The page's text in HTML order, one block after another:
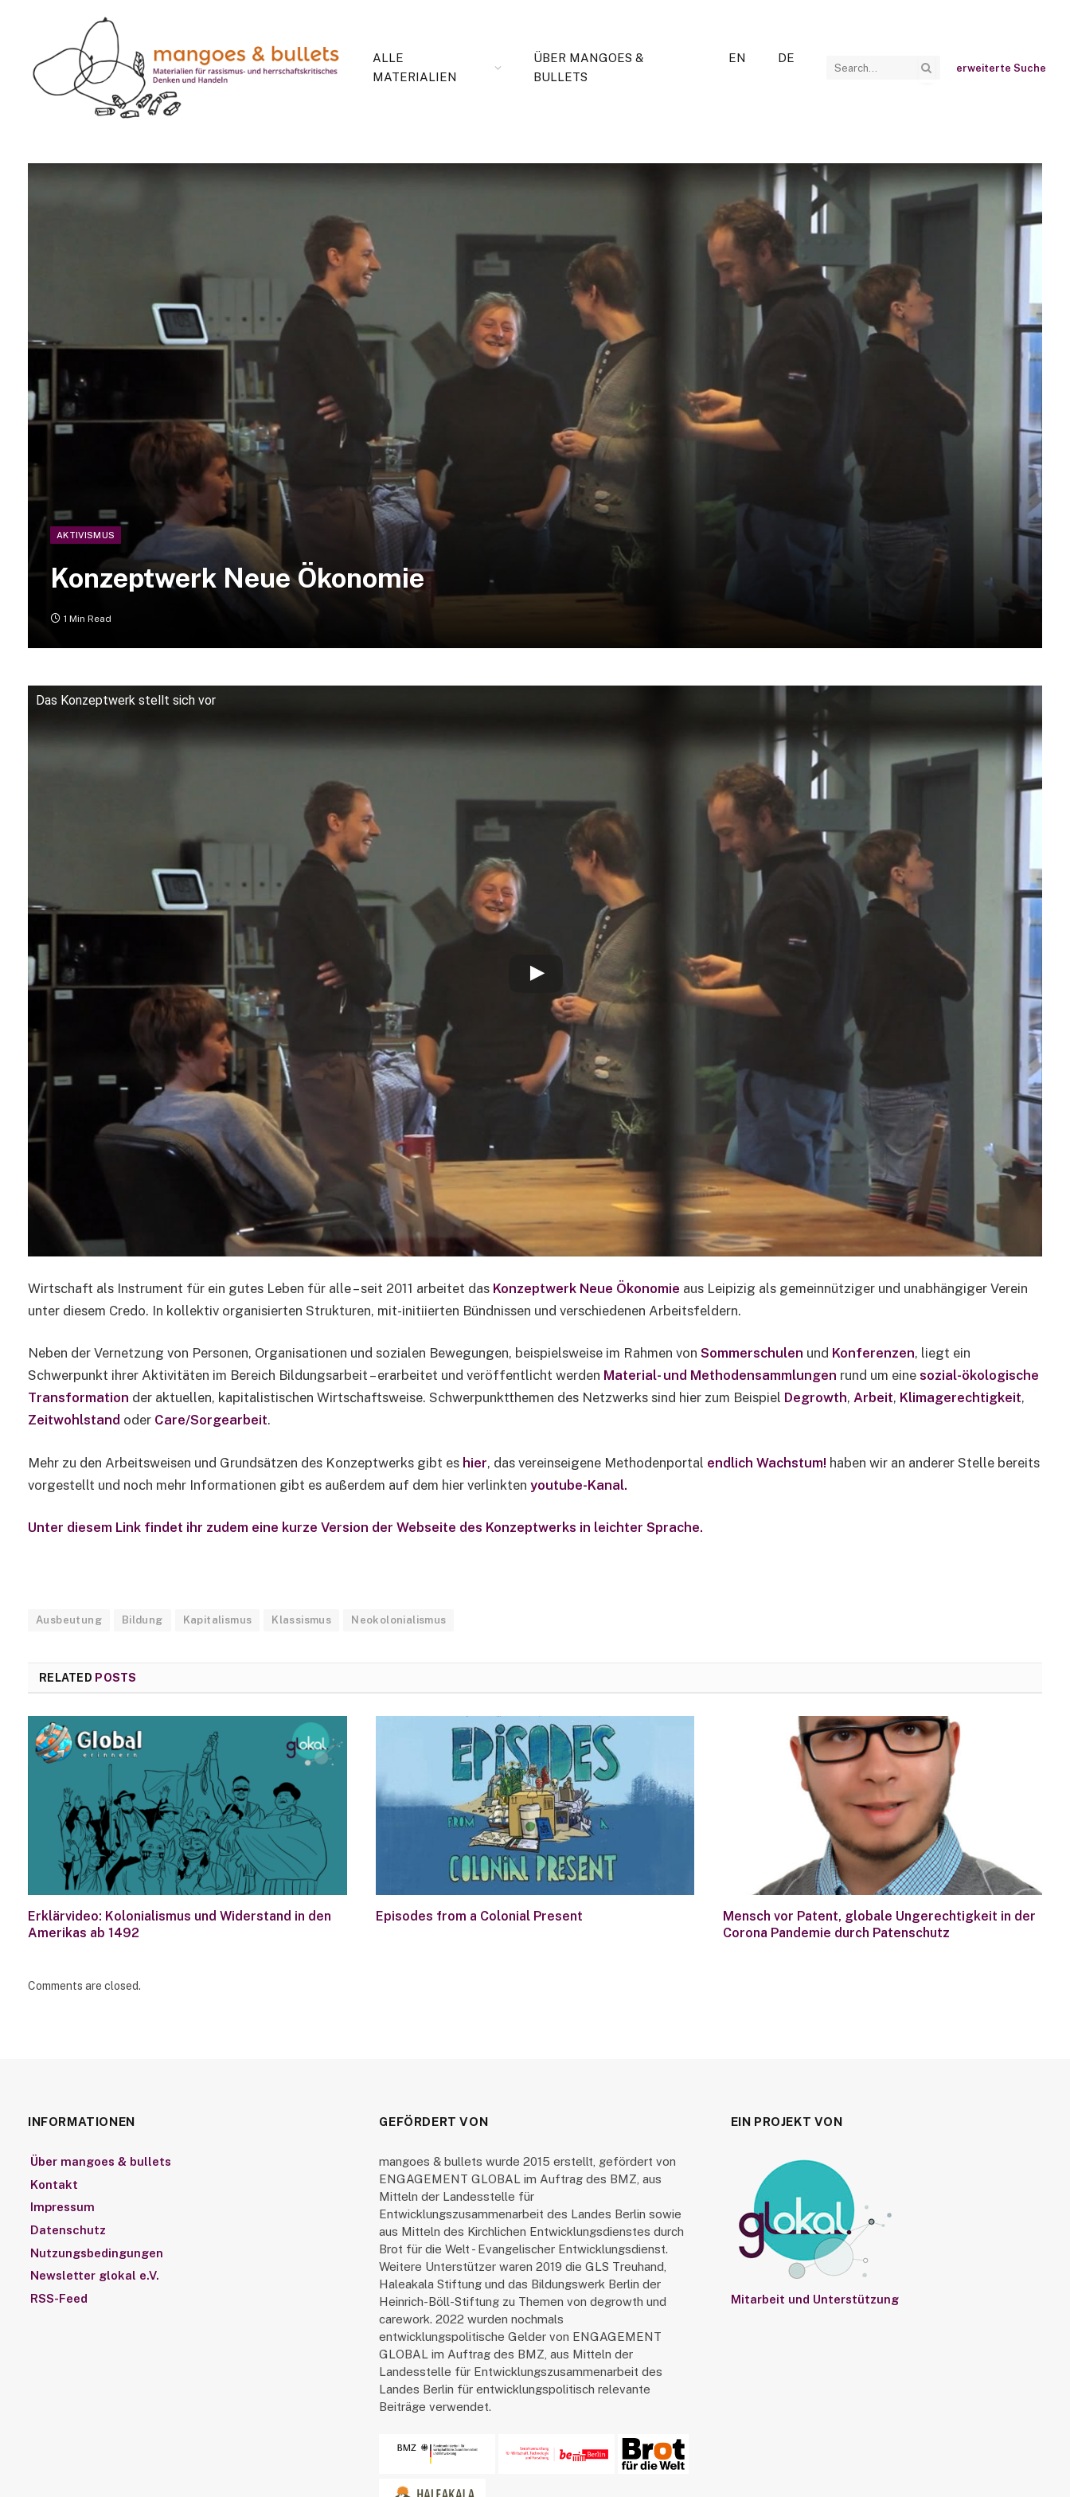
ALLE
MATERIALIEN
ÜBER MANGOES &
BULLETS
EN DE
erweiterte Suche
AKTIVISMUS
Konzeptwerk Neue Ökonomie
1 Min Read
Das Konzeptwerk stellt sich vor
Wirtschaft als Instrument für ein gutes Leben für alle – seit 2011 arbeitet das Konzeptwerk Neue Ökonomie aus Leipizig als gemeinnütziger und unabhängiger Verein
unter diesem Credo. In kollektiv organisierten Strukturen, mit-initiierten Bündnissen und verschiedenen Arbeitsfeldern.
Neben der Vernetzung von Personen, Organisationen und sozialen Bewegungen, beispielsweise im Rahmen von Sommerschulen und Konferenzen, liegt ein
Schwerpunkt ihrer Aktivitäten im Bereich Bildungsarbeit – erarbeitet und veröffentlicht werden Material- und Methodensammlungen rund um eine sozial-ökologische
Transformation der aktuellen, kapitalistischen Wirtschaftsweise. Schwerpunktthemen des Netzwerks sind hier zum Beispiel Degrowth, Arbeit, Klimagerechtigkeit,
Zeitwohlstand oder Care/Sorgearbeit.
Mehr zu den Arbeitsweisen und Grundsätzen des Konzeptwerks gibt es hier, das vereinseigene Methodenportal endlich Wachstum! haben wir an anderer Stelle bereits
vorgestellt und noch mehr Informationen gibt es außerdem auf dem hier verlinkten youtube-Kanal.
Unter diesem Link findet ihr zudem eine kurze Version der Webseite des Konzeptwerks in leichter Sprache.
Ausbeutung Bildung Kapitalismus Klassismus Neokolonialismus
RELATED POSTS
Erklärvideo: Kolonialismus und Widerstand in den
Amerikas ab 1492
Episodes from a Colonial Present
Mensch vor Patent, globale Ungerechtigkeit in der
Corona Pandemie durch Patenschutz
Comments are closed.
INFORMATIONEN
Über mangoes & bullets
Kontakt
Impressum
Datenschutz
Nutzungsbedingungen
Newsletter glokal e.V.
RSS-Feed
GEFÖRDERT VON
mangoes & bullets wurde 2015 erstellt, gefördert von
ENGAGEMENT GLOBAL im Auftrag des BMZ, aus
Mitteln der Landesstelle für
Entwicklungszusammenarbeit des Landes Berlin sowie
aus Mitteln des Kirchlichen Entwicklungsdienstes durch
Brot für die Welt - Evangelischer Entwicklungsdienst.
Weitere Unterstützer waren 2019 die GLS Treuhand,
Haleakala Stiftung und das Bildungswerk Berlin der
Heinrich-Böll-Stiftung zu Themen von degrowth und
carework. 2022 wurden nochmals
entwicklungspolitische Gelder von ENGAGEMENT
GLOBAL im Auftrag des BMZ, aus Mitteln der
Landesstelle für Entwicklungszusammenarbeit des
Landes Berlin für entwicklungspolitisch relevante
Beiträge verwendet.
EIN PROJEKT VON
Mitarbeit und Unterstützung